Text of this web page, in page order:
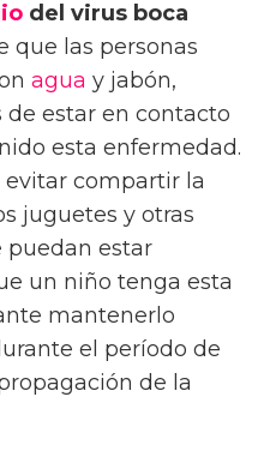
del virus boca
que las personas
agua y jabón,
estar en contacto
esta enfermedad.
compartir la
juguetes y otras
puedan estar
un niño tenga esta
mantenerlo
el período de
de la